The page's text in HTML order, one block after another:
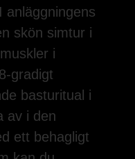
anläggningens
skön simtur i
i
gradigt
basturitual i
av i den
ett behagligt